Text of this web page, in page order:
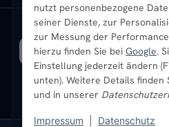
nutzt personenbezogene
seiner Dienste, zur
zur Messung der
hierzu finden Sie bei Google.
Einstellung jederzeit ändern
unten). Weitere Details finden
und in unserer
Impressum Datenschutz
BestpreisgarantieSICHERE ZAHLUNG